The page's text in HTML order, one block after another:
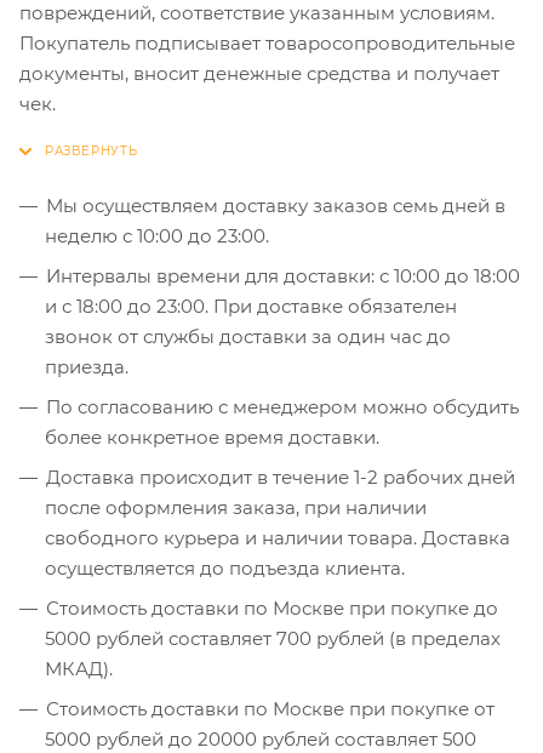
повреждений, соответствие указанным условиям.
Покупатель подписывает товаросопроводительные
документы, вносит денежные средства и получает
чек.
Мы осуществляем доставку заказов семь дней в
неделю с 10:00 до 23:00.
Интервалы времени для доставки: с 10:00 до 18:00
и с 18:00 до 23:00. При доставке обязателен
звонок от службы доставки за один час до
приезда.
По согласованию с менеджером можно обсудить
более конкретное время доставки.
Доставка происходит в течение 1-2 рабочих дней
после оформления заказа, при наличии
свободного курьера и наличии товара. Доставка
осуществляется до подъезда клиента.
Стоимость доставки по Москве при покупке до
5000 рублей составляет 700 рублей (в пределах
МКАД).
Стоимость доставки по Москве при покупке от
5000 рублей до 20000 рублей составляет 500